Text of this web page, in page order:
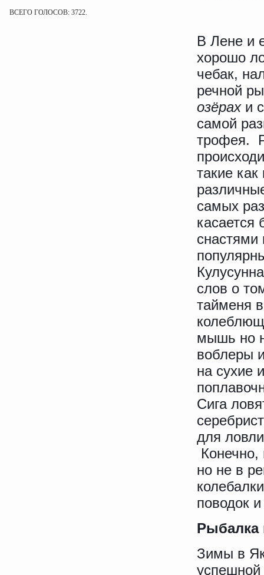
ВСЕГО ГОЛОСОВ: 3722.
В Лене и
хорошо
чебак,
речной
озёрах и
самой
трофея.
такие
самых
касается
слов о
тайменя
мышь но
воблеры
на сухие
Сига
для
но не в
поводок
Рыбалка
Зимы в
успешной